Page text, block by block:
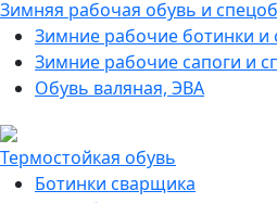
Зимняя рабочая обувь и
Зимние рабочие ботинки и
Зимние рабочие сапоги и
Обувь валяная, ЭВА
Термостойкая обувь
Ботинки сварщика